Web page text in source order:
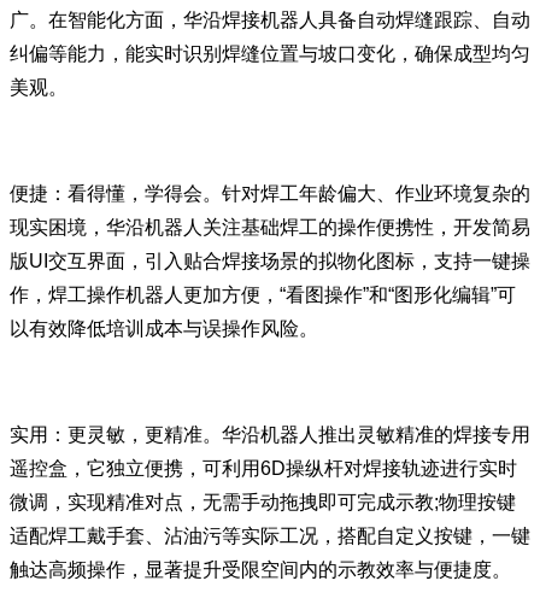
广。在智能化方面，华沿焊接机器人具备自动焊缝跟踪、自动
纠偏等能力，能实时识别焊缝位置与坡口变化，确保成型均匀
美观。
便捷：看得懂，学得会。针对焊工年龄偏大、作业环境复杂的
现实困境，华沿机器人关注基础焊工的操作便携性，开发简易
版UI交互界面，引入贴合焊接场景的拟物化图标，支持一键操
作，焊工操作机器人更加方便，“看图操作”和“图形化编辑”可
以有效降低培训成本与误操作风险。
实用：更灵敏，更精准。华沿机器人推出灵敏精准的焊接专用
遥控盒，它独立便携，可利用6D操纵杆对焊接轨迹进行实时
微调，实现精准对点，无需手动拖拽即可完成示教;物理按键
适配焊工戴手套、沾油污等实际工况，搭配自定义按键，一键
触达高频操作，显著提升受限空间内的示教效率与便捷度。